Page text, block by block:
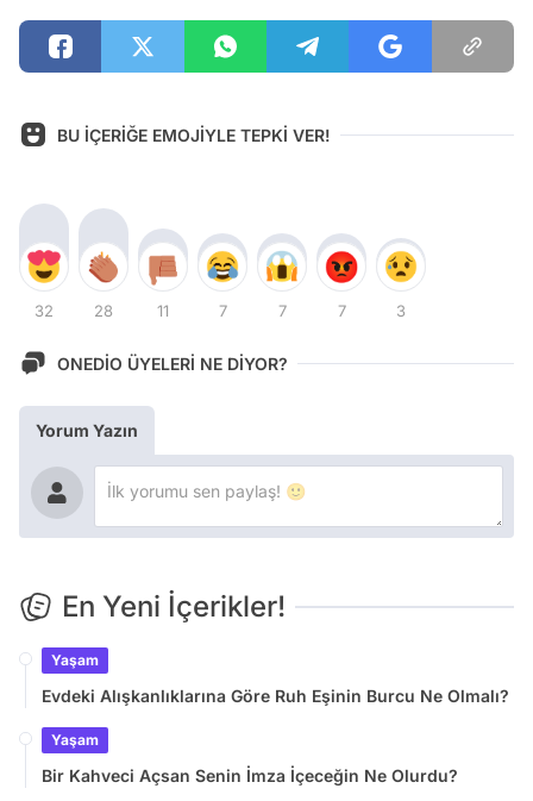
BU İÇERİĞE EMOJİYLE TEPKİ VER!
32 28 11 7 7 7 3
ONEDİO ÜYELERİ NE DİYOR?
Yorum Yazın
En Yeni İçerikler!
Yaşam
Evdeki Alışkanlıklarına Göre Ruh Eşinin Burcu Ne Olmalı?
Yaşam
Bir Kahveci Açsan Senin İmza İçeceğin Ne Olurdu?